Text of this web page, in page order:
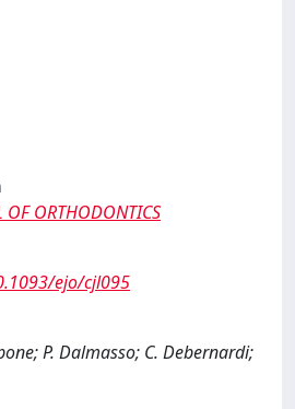
OF ORTHODONTICS
ejo/cjl095
P. Dalmasso; C. Debernardi;